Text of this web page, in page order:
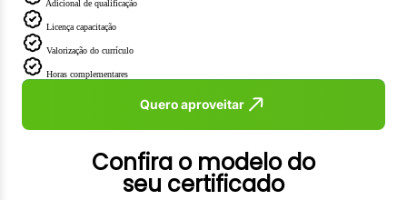
Confira o modelo do
seu certificado
Adicional de qualificação
Licença capacitação
Valorização do currículo
Horas complementares
Quero aproveitar